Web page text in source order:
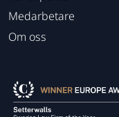
Medarbetare
Om oss